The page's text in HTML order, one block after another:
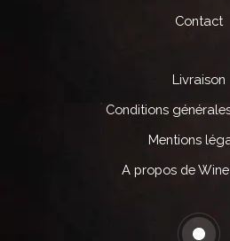
Contact
Livraison
Conditions
Mentions
A propos de